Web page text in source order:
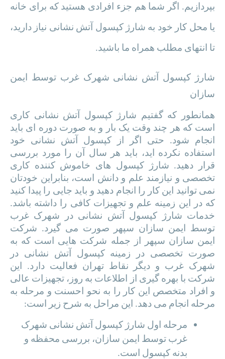
بپردازیم. اگر شما هم جزء افرادی هستید که برای خانه
یا محل کار خود به شارژ کپسول آتش نشانی نیاز دارید،
تا انتهای مطلب همراه ما باشید.
شارژ کپسول آتش نشانی شهرک غرب توسط ایمن
سازان
همانطور که گفتیم شارژ کپسول آتش نشانی کاری
است که هر چند وقت یک بار و به صورت دوره ای باید
انجام شود. حتی اگر از کپسول آتش نشانی خود
استفاده نکرده اید، باید هر سال آن را مورد بررسی
قرار دهید. شارژ کپسول های خاموش کننده کاری
تخصصی و نیازمند علم و دانش است، بنابراین خودتان
نمی توانید این کار را انجام دهید و باید جایی را پیدا کنید
که در این زمینه علم و تجهیزات کافی را داشته باشد.
خدمات شارژ کپسول آتش نشانی در شهرک غرب
توسط ایمن سازان سپهر صورت می گیرد. شرکت
ایمن سازان سپهر از جمله شرکت هایی است که به
صورت تخصصی در زمینه کپسول آتش نشانی در
شهرک غرب و دیگر نقاط تهران فعالیت دارد. این
شرکت با بهره گیری از اطلاعات به روز، تجهیزات عالی
و افراد متخصص این کار را به نحو احسنت و مرحله به
مرحله انجام می دهد. این مراحل به شرح زیر است:
مرحله اول شارژ کپسول آتش نشانی شهرک
غرب توسط ایمن سازان، بررسی محفظه و
بدنه کپسول است.